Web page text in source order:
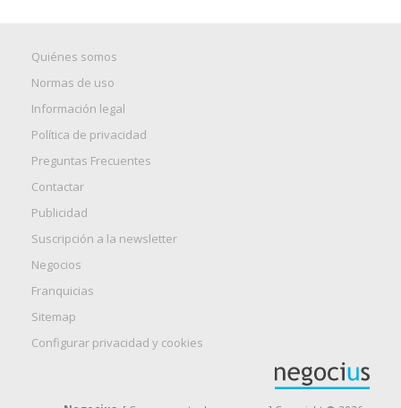
Quiénes somos
Normas de uso
Información legal
Política de privacidad
Preguntas Frecuentes
Contactar
Publicidad
Suscripción a la newsletter
Negocios
Franquicias
Sitemap
Configurar privacidad y cookies